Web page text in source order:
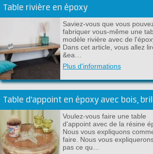
Table rivière en époxy
Saviez-vous que vous
fabriquer vous-même une
modèle rivière avec de
Dans cet article, vous allez
&ea…
Plus d'informations
Voulez-vous faire une table
d'appoint avec de la résine
Nous vous expliquons
faire. Nous vous
pas ce qu…